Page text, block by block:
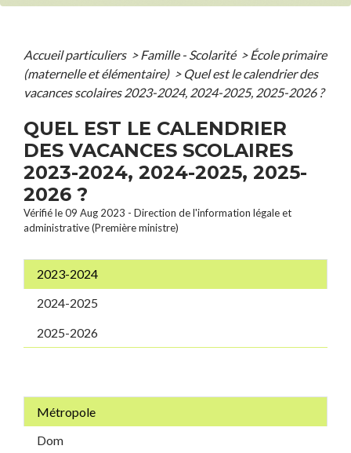
Accueil particuliers > Famille - Scolarité > École primaire
(maternelle et élémentaire) > Quel est le calendrier des
vacances scolaires 2023-2024, 2024-2025, 2025-2026 ?
QUEL EST LE CALENDRIER
DES VACANCES SCOLAIRES
2023-2024, 2024-2025, 2025-
2026 ?
Vérifié le 09 Aug 2023 - Direction de l'information légale et
administrative (Première ministre)
2023-2024
2024-2025
2025-2026
Métropole
Dom